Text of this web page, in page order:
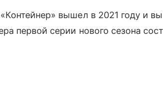
вышел в 2021 году и
первой серии нового сезона